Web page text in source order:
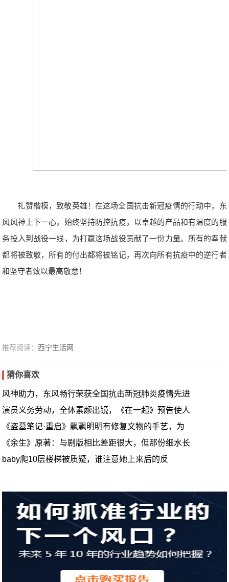
礼赞楷模，致敬英雄！在这场全国抗击新冠疫情的行动中，东
风风神上下一心，始终坚持防控抗疫，以卓越的产品和有温度的服
务投入到战役一线，为打赢这场战役贡献了一份力量。所有的奉献
都将被致敬，所有的付出都将被铭记，再次向所有抗疫中的逆行者
和坚守者致以最高敬意！
推荐阅读：西宁生活网
猜你喜欢
风神助力，东风畅行荣获全国抗击新冠肺炎疫情先进
演员义务劳动，全体素颜出镜，《在一起》预告使人
《盗墓笔记·重启》飘飘明明有修复文物的手艺，为
《余生》原著：与剧版相比差距很大，但那份细水长
baby爬10层楼梯被质疑，谁注意她上来后的反